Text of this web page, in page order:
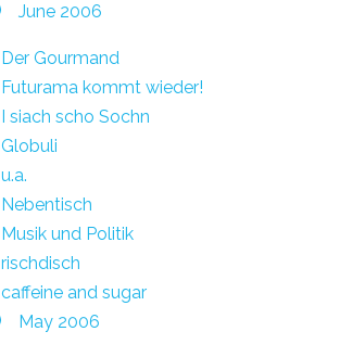
June 2006
Der Gourmand
Futurama kommt wieder!
I siach scho Sochn
Globuli
u.a.
Nebentisch
Musik und Politik
rischdisch
caffeine and sugar
May 2006